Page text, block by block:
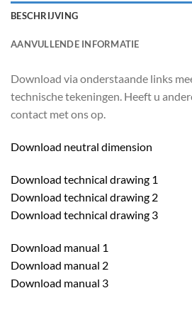
BESCHRIJVING
AANVULLENDE INFORMATIE
Download via onderstaande links
technische tekeningen. Heeft u
contact met ons op.
Download neutral dimension
Download technical drawing 1
Download technical drawing 2
Download technical drawing 3
Download manual 1
Download manual 2
Download manual 3